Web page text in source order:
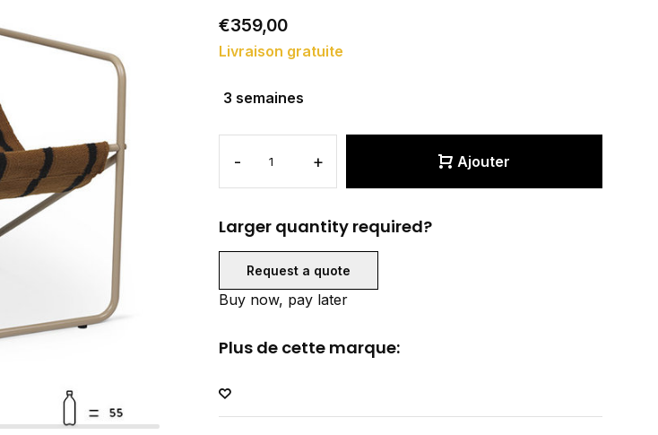
€359,00
Livraison gratuite
3 semaines
- + Ajouter
Larger quantity required?
Request a quote
Buy now, pay later
Plus de cette marque: